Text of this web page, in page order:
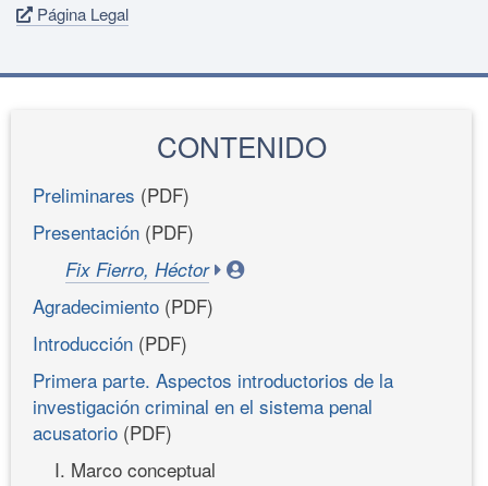
Página Legal
CONTENIDO
Preliminares (PDF)
Presentación (PDF)
Fix Fierro, Héctor
Agradecimiento (PDF)
Introducción (PDF)
Primera parte. Aspectos introductorios de la
investigación criminal en el sistema penal
acusatorio (PDF)
I. Marco conceptual